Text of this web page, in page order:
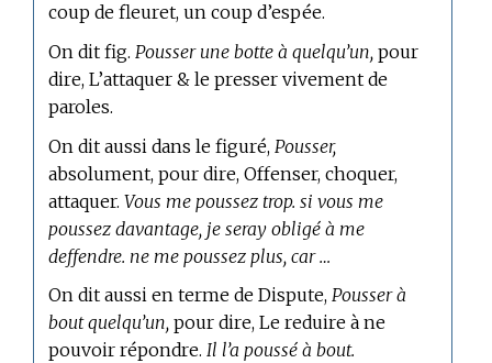
coup de fleuret, un coup d’espée.
On dit fig. Pousser une botte à quelqu’un, pour
dire, L’attaquer & le presser vivement de
paroles.
On dit aussi dans le figuré, Pousser,
absolument, pour dire, Offenser, choquer,
attaquer.Vous me poussez trop. si vous me
poussez davantage, je seray obligé à me
deffendre. ne me poussez plus, car …
On dit aussi enterme de Dispute, Pousser à
bout quelqu’un, pour dire, Le reduire à ne
pouvoir répondre.Il l’a poussé à bout.